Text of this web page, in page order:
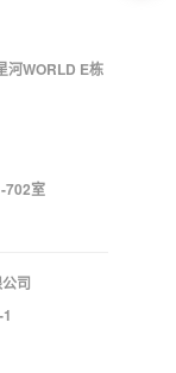
河WORLD E栋
702室
司